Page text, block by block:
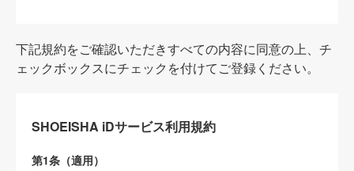
下記規約をご確認いただきすべての内容に同意の上、チ
ェックボックスにチェックを付けてご登録ください。
SHOEISHA iDサービス利用規約
第1条（適用）